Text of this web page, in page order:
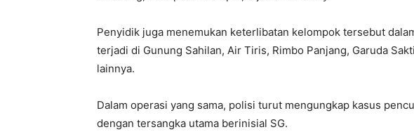
Penyidik juga menemukan keterlibatan kelompok tersebut
terjadi di Gunung Sahilan, Air Tiris, Rimbo Panjang, Garuda
lainnya.
Dalam operasi yang sama, polisi turut mengungkap kasus
dengan tersangka utama berinisial SG.